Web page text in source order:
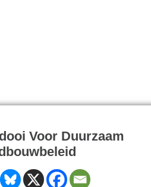
Voor Duurzaam